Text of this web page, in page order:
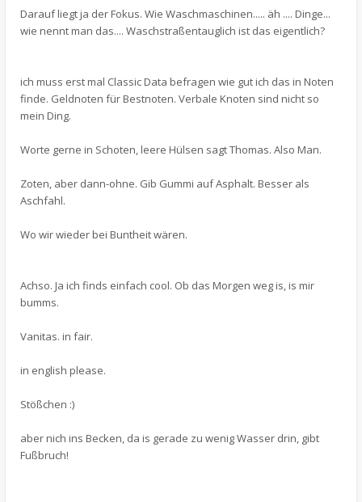
Darauf liegt ja der Fokus. Wie Waschmaschinen..... äh .... Dinge...
wie nennt man das.... Waschstraßentauglich ist das eigentlich?
ich muss erst mal Classic Data befragen wie gut ich das in Noten
finde. Geldnoten für Bestnoten. Verbale Knoten sind nicht so
mein Ding.
Worte gerne in Schoten, leere Hülsen sagt Thomas. Also Man.
Zoten, aber dann-ohne. Gib Gummi auf Asphalt. Besser als
Aschfahl.
Wo wir wieder bei Buntheit wären.
Achso. Ja ich finds einfach cool. Ob das Morgen weg is, is mir
bumms.
Vanitas. in fair.
in english please.
Stößchen :)
aber nich ins Becken, da is gerade zu wenig Wasser drin, gibt
Fußbruch!